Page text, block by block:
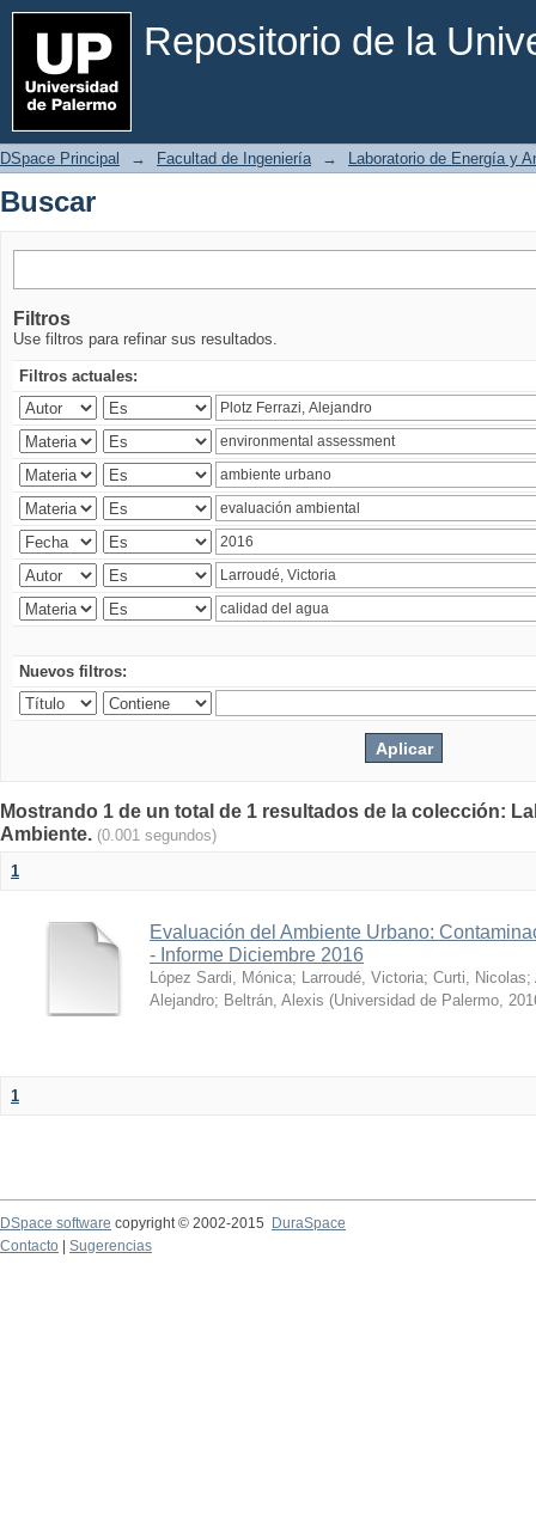
Repositorio de la
Buscar
DSpace Principal → Facultad de Ingeniería → Laboratorio de Energía y
Buscar
Filtros
Use filtros para refinar sus resultados.
Filtros actuales:
Nuevos filtros:
Mostrando 1 de un total de 1 resultados de la colección:
Ambiente. (0.001 segundos)
1
Evaluación del Ambiente Urbano:
- Informe Diciembre 2016
López Sardi, Mónica; Larroudé, Victoria; Curti, Nicolas;
Alejandro; Beltrán, Alexis (Universidad de Palermo,
1
DSpace software copyright © 2002-2015
DuraSpace
Contacto
Sugerencias